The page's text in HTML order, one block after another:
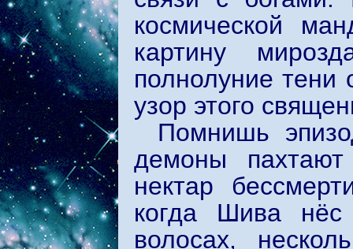
космической
картину
полнолуние тени
узор этого
Помнишь
демоны
нектар
когда Шива нёс
волосах,